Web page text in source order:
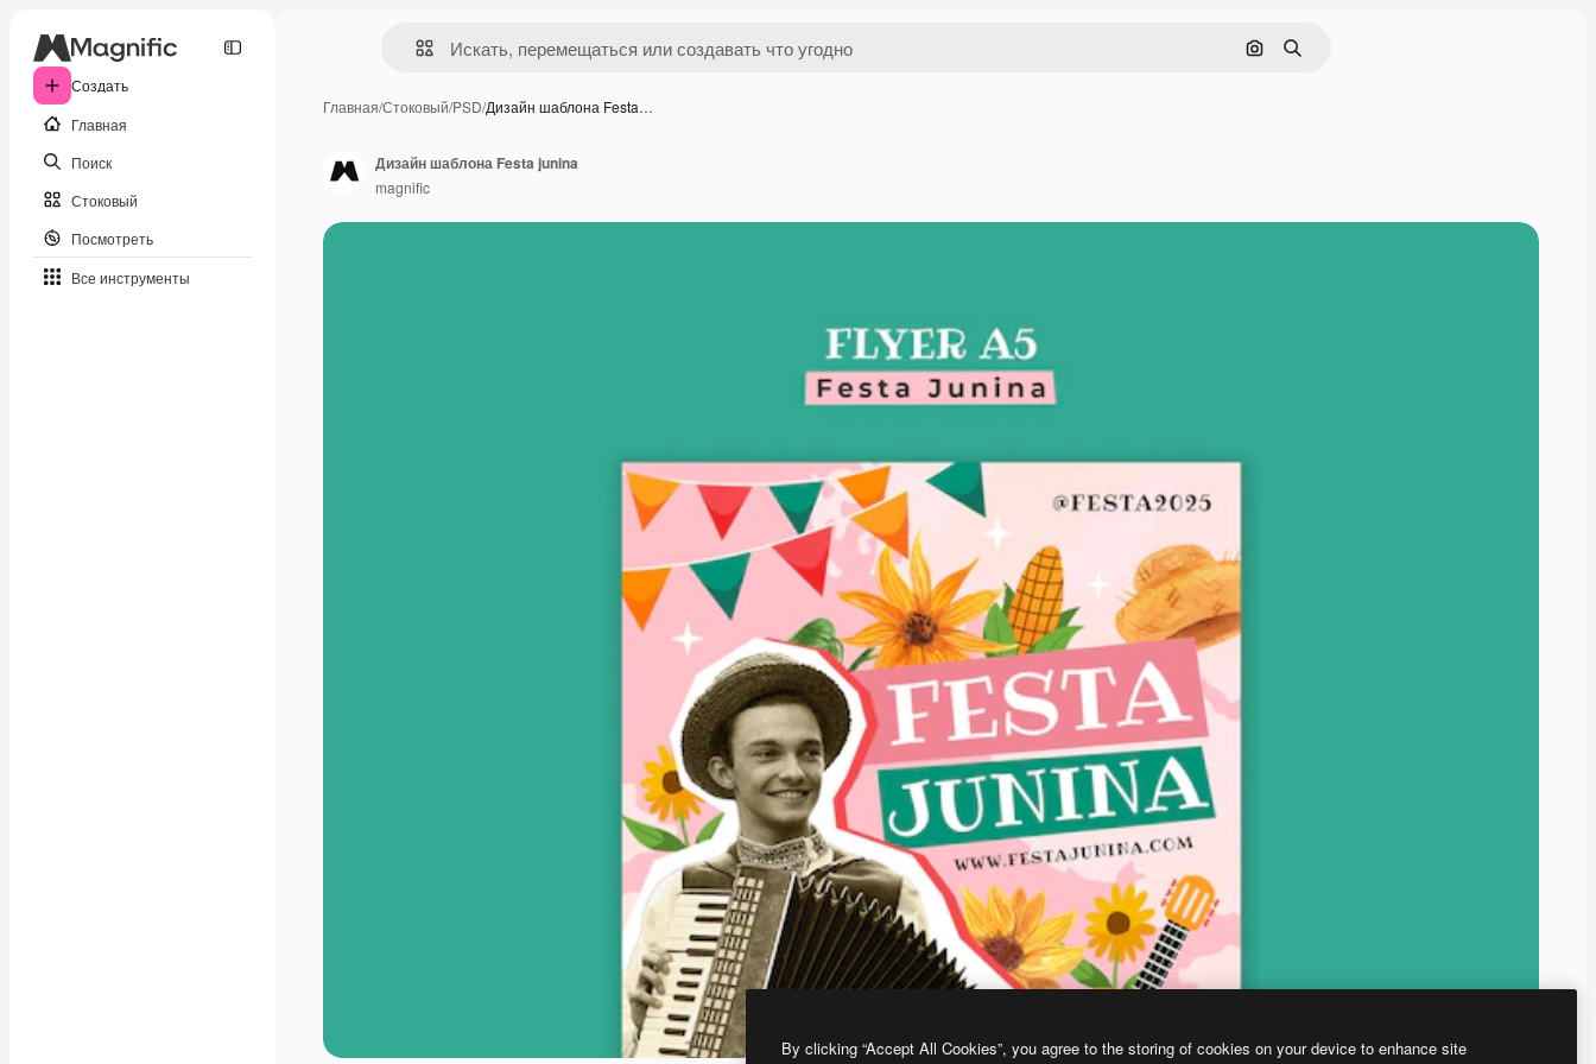
Создать
Главная
Поиск
Стоковый
Посмотреть
Все инструменты
Поиск по изображению
Поиск
Главная/Стоковый/PSD/Дизайн шаблона Festa…
Дизайн шаблона Festa junina
magnific
By clicking “Accept All Cookies”, you agree to the storing of cookies on your device to enhance site